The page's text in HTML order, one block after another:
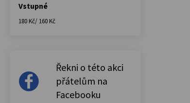
Vstupné
180 Kč/ 160 Kč
Řekni o této akci
přátelům na
Facebooku